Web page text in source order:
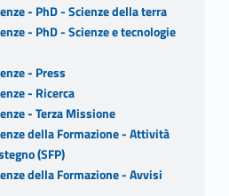
- PhD - Scienze della terra
- PhD - Scienze e tecnologie
- Press
- Ricerca
- Terza Missione
della Formazione - Attività
(SFP)
della Formazione - Avvisi